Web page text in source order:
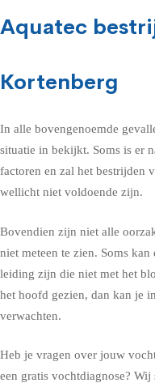
Aquatec
Kortenberg
In alle bovengenoemde
situatie in bekijkt. Soms is er
factoren en zal het bestrijden
wellicht niet voldoende zijn.
Bovendien zijn niet alle
niet meteen te zien. Soms kan
leiding zijn die niet met het
het hoofd gezien, dan kan je
verwachten.
Heb je vragen over jouw
een gratis vochtdiagnose?